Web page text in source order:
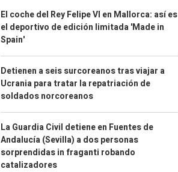
El coche del Rey Felipe VI en Mallorca: así es
el deportivo de edición limitada 'Made in
Spain'
Detienen a seis surcoreanos tras viajar a
Ucrania para tratar la repatriación de
soldados norcoreanos
La Guardia Civil detiene en Fuentes de
Andalucía (Sevilla) a dos personas
sorprendidas in fraganti robando
catalizadores